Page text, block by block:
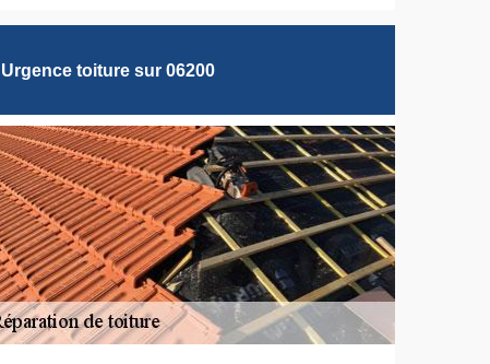
Urgence toiture sur 06200